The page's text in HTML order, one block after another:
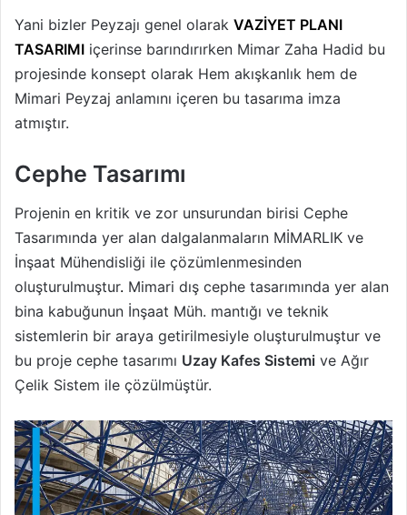
Yani bizler Peyzajı genel olarak VAZİYET PLANI
TASARIMI içerinse barındırırken Mimar Zaha Hadid bu
projesinde konsept olarak Hem akışkanlık hem de
Mimari Peyzaj anlamını içeren bu tasarıma imza
atmıştır.
Cephe Tasarımı
Projenin en kritik ve zor unsurundan birisi Cephe
Tasarımında yer alan dalgalanmaların MİMARLIK ve
İnşaat Mühendisliği ile çözümlenmesinden
oluşturulmuştur. Mimari dış cephe tasarımında yer alan
bina kabuğunun İnşaat Müh. mantığı ve teknik
sistemlerin bir araya getirilmesiyle oluşturulmuştur ve
bu proje cephe tasarımı Uzay Kafes Sistemi ve Ağır
Çelik Sistem ile çözülmüştür.